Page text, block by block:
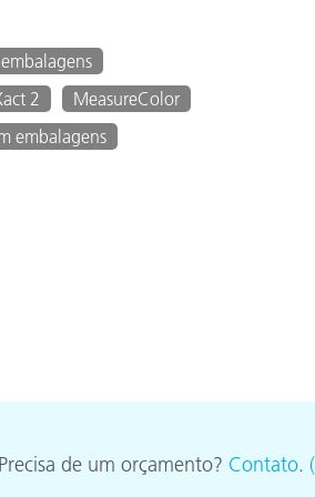
2
MeasureColor
embalagens
de um orçamento? Contato.